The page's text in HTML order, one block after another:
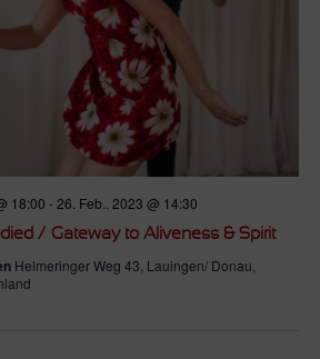
18:00 -26. Feb.. 2023 @ 14:30
/ Gateway to Aliveness & Spirit
Helmeringer Weg 43, Lauingen/ Donau,